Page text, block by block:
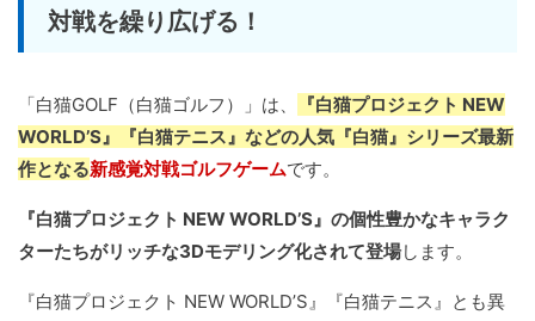
対戦を繰り広げる！
「白猫GOLF（白猫ゴルフ）」は、
『白猫プロジェクト NEW
WORLD’S』『白猫テニス』などの人気『白猫』シリーズ最新
作となる新感覚対戦ゴルフゲームです。
『白猫プロジェクト NEW WORLD’S』の個性豊かなキャラク
ターたちがリッチな3Dモデリング化されて登場します。
『白猫プロジェクト NEW WORLD’S』『白猫テニス』とも異